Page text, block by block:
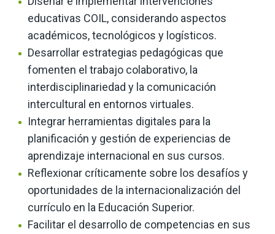
educativas COIL, considerando aspectos
académicos, tecnológicos y logísticos.
Desarrollar estrategias pedagógicas que
fomenten el trabajo colaborativo, la
interdisciplinariedad y la comunicación
intercultural en entornos virtuales.
Integrar herramientas digitales para la
planificación y gestión de experiencias de
aprendizaje internacional en sus cursos.
Reflexionar críticamente sobre los desafíos y
oportunidades de la internacionalización del
currículo en la Educación Superior.
Facilitar el desarrollo de competencias en sus